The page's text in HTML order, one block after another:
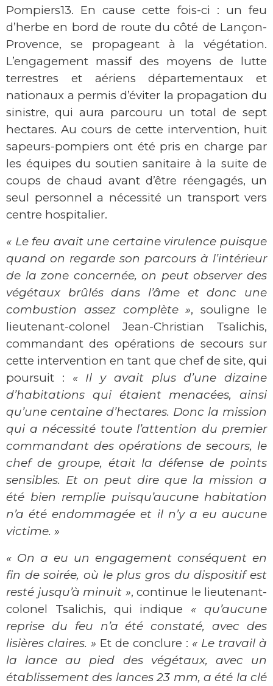
Pompiers13. En cause cette fois-ci : un feu
d’herbe en bord de route du côté de Lançon-
Provence, se propageant à la végétation.
L’engagement massif des moyens de lutte
terrestres et aériens départementaux et
nationaux a permis d’éviter la propagation du
sinistre, qui aura parcouru un total de sept
hectares. Au cours de cette intervention, huit
sapeurs-pompiers ont été pris en charge par
les équipes du soutien sanitaire à la suite de
coups de chaud avant d’être réengagés, un
seul personnel a nécessité un transport vers
centre hospitalier.
« Le feu avait une certaine virulence puisque
quand on regarde son parcours à l’intérieur
de la zone concernée, on peut observer des
végétaux brûlés dans l’âme et donc une
combustion assez complète », souligne le
lieutenant-colonel Jean-Christian Tsalichis,
commandant des opérations de secours sur
cette intervention en tant que chef de site, qui
poursuit : « Il y avait plus d’une dizaine
d’habitations qui étaient menacées, ainsi
qu’une centaine d’hectares. Donc la mission
qui a nécessité toute l’attention du premier
commandant des opérations de secours, le
chef de groupe, était la défense de points
sensibles. Et on peut dire que la mission a
été bien remplie puisqu’aucune habitation
n’a été endommagée et il n’y a eu aucune
victime. »
« On a eu un engagement conséquent en
fin de soirée, où le plus gros du dispositif est
resté jusqu’à minuit », continue le lieutenant-
colonel Tsalichis, qui indique « qu’aucune
reprise du feu n’a été constaté, avec des
lisières claires. » Et de conclure : « Le travail à
la lance au pied des végétaux, avec un
établissement des lances 23 mm, a été la clé